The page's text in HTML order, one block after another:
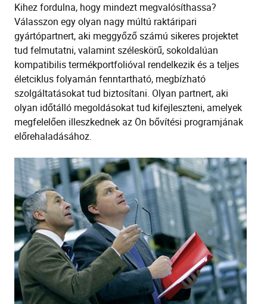
Kihez fordulna, hogy mindezt megvalósíthassa?
Válasszon egy olyan nagy múltú raktáripari
gyártópartnert, aki meggyőző számú sikeres projektet
tud felmutatni, valamint széleskörű, sokoldalúan
kompatibilis termékportfolióval rendelkezik és a teljes
életciklus folyamán fenntartható, megbízható
szolgáltatásokat tud biztosítani. Olyan partnert, aki
olyan időtálló megoldásokat tud kifejleszteni, amelyek
megfelelően illeszkednek az Ön bővítési programjának
előrehaladásához.